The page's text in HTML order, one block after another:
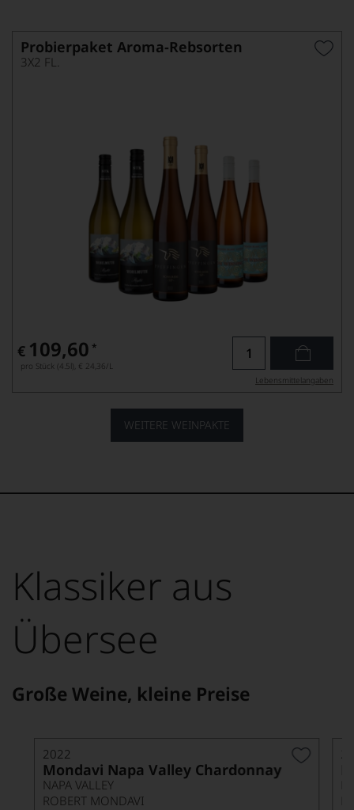
Probierpaket Aroma-Rebsorten
3X2 FL.
€ 109,60 *
pro Stück (4.5l), € 24,36/L
Lebensmittel­angaben
WEITERE WEINPAKTE
Klassiker aus
Übersee
Große Weine, kleine Preise
2022
Mondavi Napa Valley Chardonnay
NAPA VALLEY
ROBERT MONDAVI